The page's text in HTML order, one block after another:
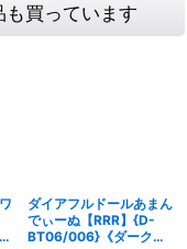
買っています
ダイアフルドールあまん
でぃーぬ【RRR】{D-
BT06/006}《ダークス